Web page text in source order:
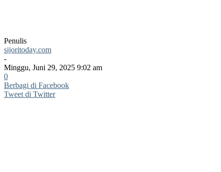
Penulis
sijoritoday.com
-
Minggu, Juni 29, 2025 9:02 am
0
Berbagi di Facebook
Tweet di Twitter